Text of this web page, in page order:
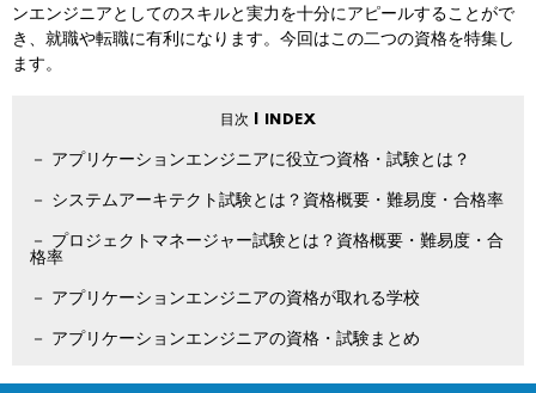
ンエンジニアとしてのスキルと実力を十分にアピールすることがで
き、就職や転職に有利になります。今回はこの二つの資格を特集し
ます。
アプリケーションエンジニアに役立つ資格・試験とは？
システムアーキテクト試験とは？資格概要・難易度・合格率
プロジェクトマネージャー試験とは？資格概要・難易度・合
格率
アプリケーションエンジニアの資格が取れる学校
アプリケーションエンジニアの資格・試験まとめ